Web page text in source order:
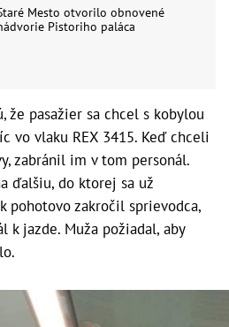
Mesto otvorilo obnovené
Pistoriho paláca
že pasažier sa chcel s kobylou
vo vlaku REX 3415. Keď chceli
zabránil im v tom personál.
ďalšiu, do ktorej sa už
pohotovo zakročil sprievodca,
jazde. Muža požiadal, aby